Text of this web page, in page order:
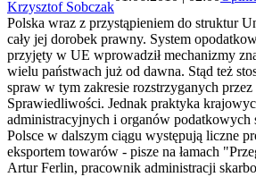
Krzysztof Sobczak
Polska wraz z przystąpieniem do struktur
cały jej dorobek prawny. System
przyjęty w UE wprowadził mechanizmy
wielu państwach już od dawna. Stąd też
spraw w tym zakresie rozstrzyganych
Sprawiedliwości. Jednak praktyka
administracyjnych i organów podatkowych
Polsce w dalszym ciągu występują liczne
eksportem towarów - pisze na łamach
Artur Ferlin, pracownik administracji